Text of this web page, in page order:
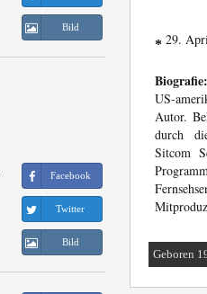
Bild
Facebook
Twitter
Bild
* 29.
Biografie:
US-
Autor.
durch
Sitcom
Geboren